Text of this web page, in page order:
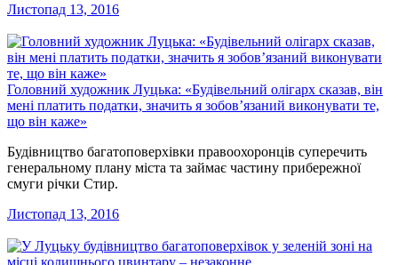
Листопад 13, 2016
Головний художник Луцька: «Будівельний олігарх сказав, він
мені платить податки, значить я зобов’язаний виконувати те,
що він каже»
Будівництво багатоповерхівки правоохоронців суперечить
генеральному плану міста та займає частину прибережної
смуги річки Стир.
Листопад 13, 2016